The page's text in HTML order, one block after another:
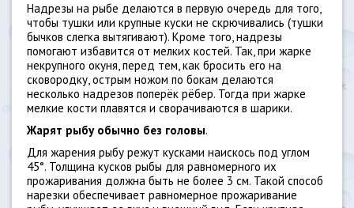
Надрезы на рыбе делаются в первую очередь для того,
чтобы тушки или крупные куски не скрючивались (тушки
бычков слегка вытягивают). Кроме того, надрезы
помогают избавится от мелких костей. Так, при жарке
некрупного окуня, перед тем, как бросить его на
сковородку, острым ножом по бокам делаются
несколько надрезов поперёк рёбер. Тогда при жарке
мелкие кости плавятся и сворачиваются в шарики.
Жарят рыбу обычно без головы.
Для жарения рыбу режут кусками наискось под углом
45°. Толщина кусков рыбы для равномерного их
прожаривания должна быть не более 3 см. Такой способ
нарезки обеспечивает равномерное прожаривание